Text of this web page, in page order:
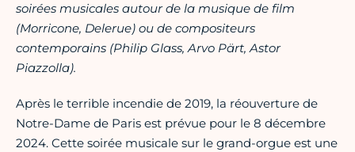
soirées musicales autour de la musique de film
(Morricone, Delerue) ou de compositeurs
contemporains (Philip Glass, Arvo Pärt, Astor
Piazzolla).
Après le terrible incendie de 2019, la réouverture de
Notre-Dame de Paris est prévue pour le 8 décembre
2024. Cette soirée musicale sur le grand-orgue est une